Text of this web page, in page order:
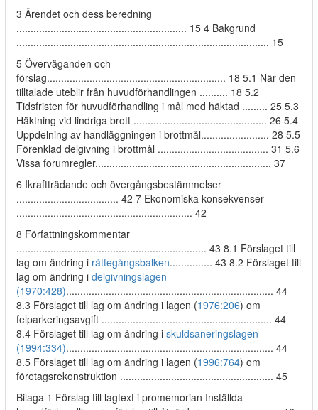
3 Ärendet och dess beredning
............................................................ 15 4 Bakgrund
......................................................................................... 15
5 Överväganden och
förslag............................................................... 18 5.1 När den
tilltalade uteblir från huvudförhandlingen .......... 18 5.2
Tidsfristen för huvudförhandling i mål med häktad ......... 25 5.3
Häktning vid lindriga brott ............................................... 26 5.4
Uppdelning av handläggningen i brottmål........................ 28 5.5
Förenklad delgivning i brottmål ....................................... 31 5.6
Vissa forumregler.............................................................. 37
6 Ikraftträdande och övergångsbestämmelser
.................................... 42 7 Ekonomiska konsekvenser
.............................................................. 42
8 Författningskommentar
................................................................... 43 8.1 Förslaget till
lag om ändring i rättegångsbalken............... 43 8.2 Förslaget till
lag om ändring i delgivningslagen
(1970:428)......................................................................... 44
8.3 Förslaget till lag om ändring i lagen (1976:206) om
felparkeringsavgift ............................................................ 44
8.4 Förslaget till lag om ändring i skuldsaneringslagen
(1994:334)......................................................................... 44
8.5 Förslaget till lag om ändring i lagen (1996:764) om
företagsrekonstruktion ...................................................... 45
Bilaga 1 Förslag till lagtext i promemorian Inställda